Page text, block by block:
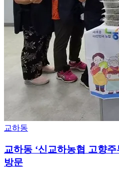
교하동
교하동 ‘신교하농협 고향
방문